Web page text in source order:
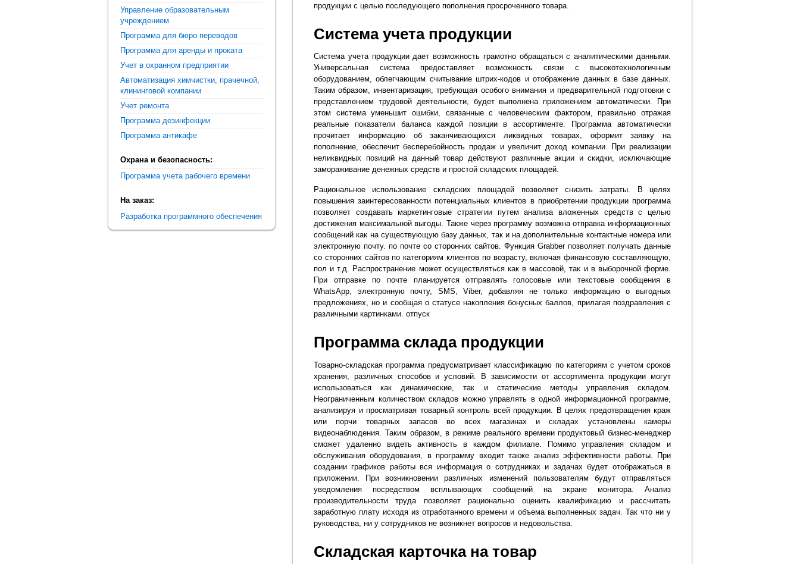
продукции с целью последующего пополнения просроченного товара.
Система учета продукции
Система учета продукции дает возможность грамотно обращаться с аналитическими данными.
Универсальная система предоставляет возможность связи с высокотехнологичным
оборудованием, облегчающим считывание штрих-кодов и отображение данных в базе данных.
Таким образом, инвентаризация, требующая особого внимания и предварительной подготовки с
представлением трудовой деятельности, будет выполнена приложением автоматически. При
этом система уменьшит ошибки, связанные с человеческим фактором, правильно отражая
реальные показатели баланса каждой позиции в ассортименте. Программа автоматически
прочитает информацию об заканчивающихся ликвидных товарах, оформит заявку на
пополнение, обеспечит бесперебойность продаж и увеличит доход компании. При реализации
неликвидных позиций на данный товар действуют различные акции и скидки, исключающие
замораживание денежных средств и простой складских площадей.
Рациональное использование складских площадей позволяет снизить затраты. В целях
повышения заинтересованности потенциальных клиентов в приобретении продукции программа
позволяет создавать маркетинговые стратегии путем анализа вложенных средств с целью
достижения максимальной выгоды. Также через программу возможна отправка информационных
сообщений как на существующую базу данных, так и на дополнительные контактные номера или
электронную почту. по почте со сторонних сайтов. Функция Grabber позволяет получать данные
со сторонних сайтов по категориям клиентов по возрасту, включая финансовую составляющую,
пол и т.д. Распространение может осуществляться как в массовой, так и в выборочной форме.
При отправке по почте планируется отправлять голосовые или текстовые сообщения в
WhatsApp, электронную почту, SMS, Viber, добавляя не только информацию о выгодных
предложениях, но и сообщая о статусе накопления бонусных баллов, прилагая поздравления с
различными картинками. отпуск
Программа склада продукции
Товарно-складская программа предусматривает классификацию по категориям с учетом сроков
хранения, различных способов и условий. В зависимости от ассортимента продукции могут
использоваться как динамические, так и статические методы управления складом.
Неограниченным количеством складов можно управлять в одной информационной программе,
анализируя и просматривая товарный контроль всей продукции. В целях предотвращения краж
или порчи товарных запасов во всех магазинах и складах установлены камеры
видеонаблюдения. Таким образом, в режиме реального времени продуктовый бизнес-менеджер
сможет удаленно видеть активность в каждом филиале. Помимо управления складом и
обслуживания оборудования, в программу входит также анализ эффективности работы. При
создании графиков работы вся информация о сотрудниках и задачах будет отображаться в
приложении. При возникновении различных изменений пользователям будут отправляться
уведомления посредством всплывающих сообщений на экране монитора. Анализ
производительности труда позволяет рационально оценить квалификацию и рассчитать
заработную плату исходя из отработанного времени и объема выполненных задач. Так что ни у
руководства, ни у сотрудников не возникнет вопросов и недовольства.
Складская карточка на товар
Управление образовательным
учреждением
Программа для бюро переводов
Программа для аренды и проката
Учет в охранном предприятии
Автоматизация химчистки, прачечной,
клининговой компании
Учет ремонта
Программа дезинфекции
Программа антикафе
Охрана и безопасность:
Программа учета рабочего времени
На заказ:
Разработка программного обеспечения